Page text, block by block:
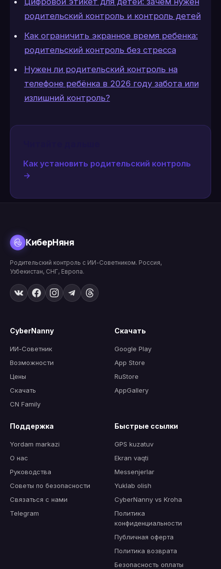
родительский контроль и контроль детей
Как ограничить экранное время ребенка:
родительский контроль без стресса
Нужен ли родительский контроль на
телефоне ребёнка в 2026 году забота или
излишний контроль?
Как установить родительский контроль
→
КиберНяня
Родительский контроль с ИИ-Советником. Россия,
Узбекистан, СНГ, Европа.
CyberNanny
ИИ-Советник
Возможности
Цены
Скачать
CN Family
Скачать
Google Play
App Store
RuStore
AppGallery
Поддержка
Yordam markazi
О нас
Руководства
Советы по безопасности
Связаться с нами
Telegram
Быстрые ссылки
GPS kuzatuv
Ekran vaqti
Messenjerlar
Yuklab olish
CyberNanny vs Kroha
Политика
конфиденциальности
Публичная оферта
Политика возврата
Безопасность оплаты